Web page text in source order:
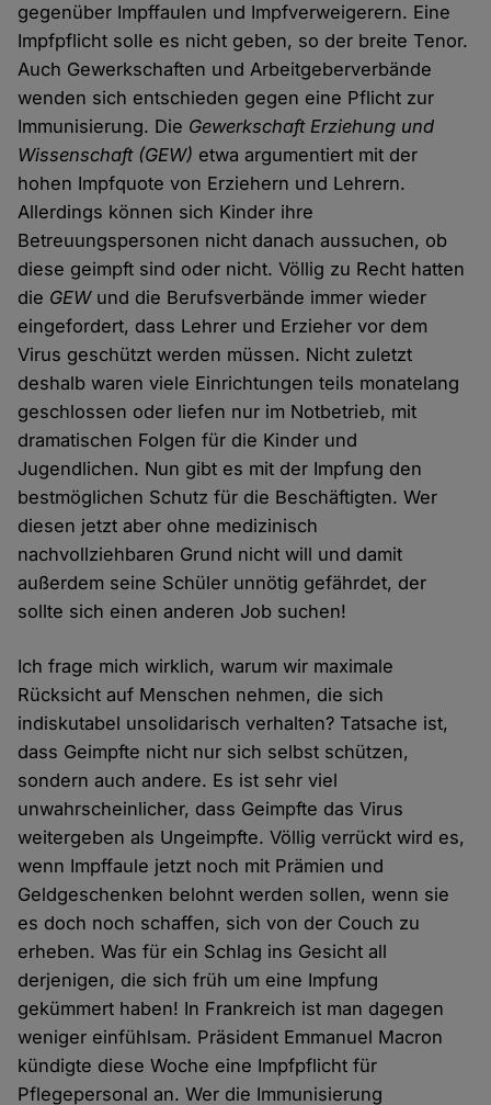
gegenüber Impffaulen und Impfverweigerern. Eine
Impfpflicht solle es nicht geben, so der breite Tenor.
Auch Gewerkschaften und Arbeitgeberverbände
wenden sich entschieden gegen eine Pflicht zur
Immunisierung. Die Gewerkschaft Erziehung und
Wissenschaft (GEW) etwa argumentiert mit der
hohen Impfquote von Erziehern und Lehrern.
Allerdings können sich Kinder ihre
Betreuungspersonen nicht danach aussuchen, ob
diese geimpft sind oder nicht. Völlig zu Recht hatten
die GEWund die Berufsverbände immer wieder
eingefordert, dass Lehrer und Erzieher vor dem
Virus geschützt werden müssen. Nicht zuletzt
deshalb waren viele Einrichtungen teils monatelang
geschlossen oder liefen nur im Notbetrieb, mit
dramatischen Folgen für die Kinder und
Jugendlichen. Nun gibt es mit der Impfung den
bestmöglichen Schutz für die Beschäftigten. Wer
diesen jetzt aber ohne medizinisch
nachvollziehbaren Grund nicht will und damit
außerdem seine Schüler unnötig gefährdet, der
sollte sich einen anderen Job suchen!
Ich frage mich wirklich, warum wir maximale
Rücksicht auf Menschen nehmen, die sich
indiskutabel unsolidarisch verhalten? Tatsache ist,
dass Geimpfte nicht nur sich selbst schützen,
sondern auch andere. Es ist sehr viel
unwahrscheinlicher, dass Geimpfte das Virus
weitergeben als Ungeimpfte. Völlig verrückt wird es,
wenn Impffaule jetzt noch mit Prämien und
Geldgeschenken belohnt werden sollen, wenn sie
es doch noch schaffen, sich von der Couch zu
erheben. Was für ein Schlag ins Gesicht all
derjenigen, die sich früh um eine Impfung
gekümmert haben! In Frankreich ist man dagegen
weniger einfühlsam. Präsident Emmanuel Macron
kündigte diese Woche eine Impfpflicht für
Pflegepersonal an. Wer die Immunisierung